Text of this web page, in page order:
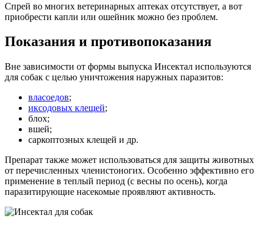
Спрей во многих ветеринарных аптеках отсутствует, а вот
приобрести капли или ошейник можно без проблем.
Показания и противопоказания
Вне зависимости от формы выпуска Инсектал используются
для собак с целью уничтожения наружных паразитов:
власоедов;
иксодовых клещей;
блох;
вшей;
саркоптозных клещей и др.
Препарат также может использоваться для защиты животных
от перечисленных членистоногих. Особенно эффективно его
применение в теплый период (с весны по осень), когда
паразитирующие насекомые проявляют активность.